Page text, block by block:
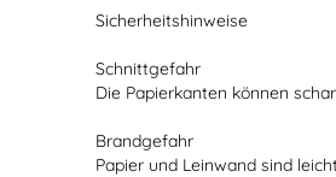
Sicherheitshinweise
Schnittgefahr
Die Papierkanten können
Brandgefahr
Papier und Leinwand sind